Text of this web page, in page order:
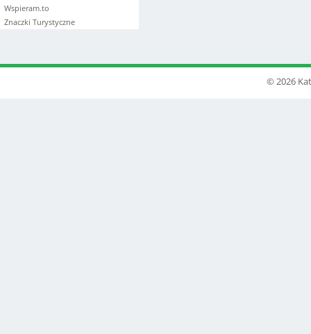
Wspieram.to
Znaczki Turystyczne
© 2026